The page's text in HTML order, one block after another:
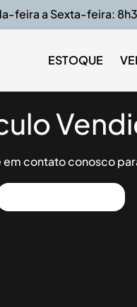
feira a Sexta-feira:
ESTOQUE
contato conosco